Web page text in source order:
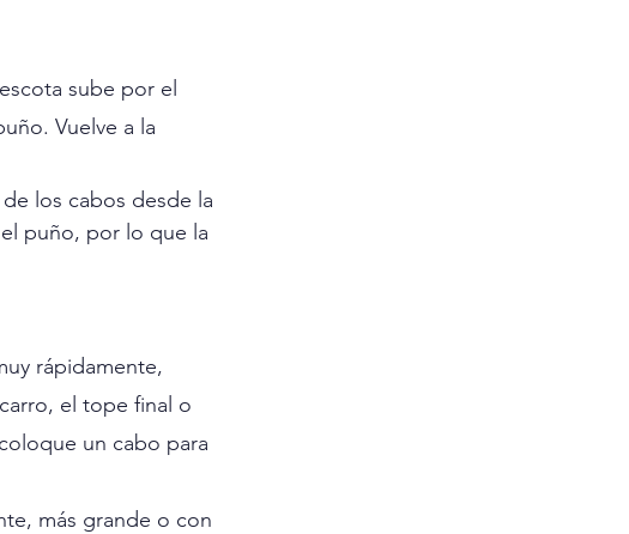
sube por el
Vuelve a la
los cabos desde la
puño, por lo que la
rápidamente,
el tope final o
un cabo para
más grande o con